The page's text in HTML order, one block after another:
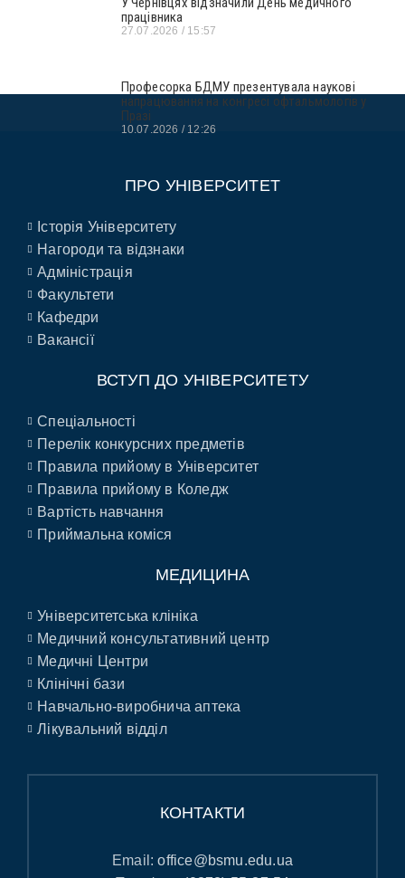
працівника
27.07.2026 15:57
Професорка БДМУ презентувала наукові
напрацювання на конгресі офтальмологів у
Празі
10.07.2026 12:26
ПРО УНІВЕРСИТЕТ
Історія Університету
Нагороди та відзнаки
Адміністрація
Факультети
Кафедри
Вакансії
ВСТУП ДО УНІВЕРСИТЕТУ
Спеціальності
Перелік конкурсних предметів
Правила прийому в Університет
Правила прийому в Коледж
Вартість навчання
Приймальна коміся
МЕДИЦИНА
Університетська клініка
Медичний консультативний центр
Медичні Центри
Клінічні бази
Навчально-виробнича аптека
Лікувальний відділ
КОНТАКТИ
Email:office@bsmu.edu.ua